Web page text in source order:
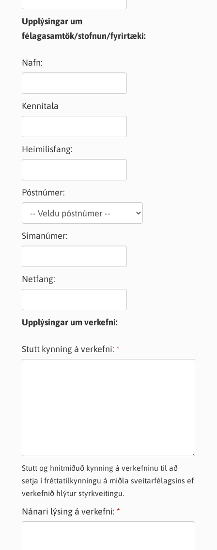
Upplýsingar um
félagasamtök/stofnun/fyrirtæki:
Nafn:
Kennitala
Heimilisfang:
Póstnúmer:
Símanúmer:
Netfang:
Upplýsingar um verkefni:
Stutt kynning á verkefni:
Stutt og hnitmiðuð kynning á verkefninu til að
setja í fréttatilkynningu á miðla sveitarfélagsins ef
verkefnið hlýtur styrkveitingu.
Nánari lýsing á verkefni: